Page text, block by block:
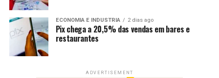
ECONOMIA E INDUSTRIA 2 dias ago
Pix chega a 20,5% das vendas em bares e
restaurantes
ADVERTISEMENT